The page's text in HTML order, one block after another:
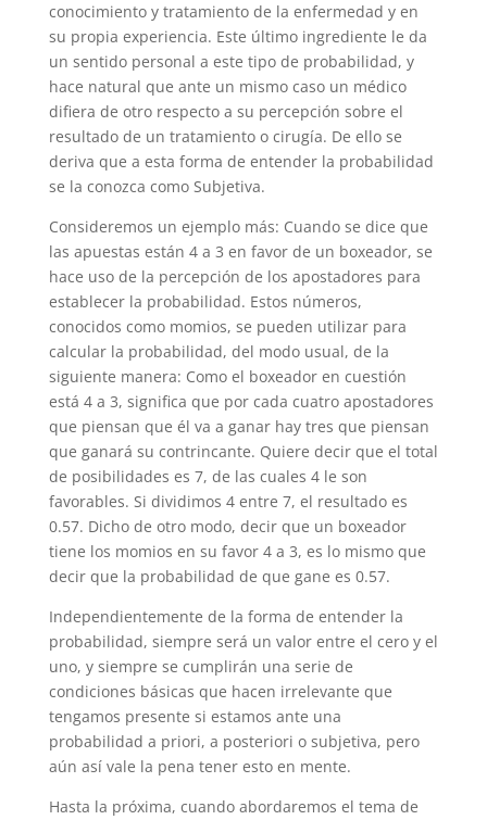
conocimiento y tratamiento de la enfermedad y en
su propia experiencia. Este último ingrediente le da
un sentido personal a este tipo de probabilidad, y
hace natural que ante un mismo caso un médico
difiera de otro respecto a su percepción sobre el
resultado de un tratamiento o cirugía. De ello se
deriva que a esta forma de entender la probabilidad
se la conozca como Subjetiva.
Consideremos un ejemplo más: Cuando se dice que
las apuestas están 4 a 3 en favor de un boxeador, se
hace uso de la percepción de los apostadores para
establecer la probabilidad. Estos números,
conocidos como momios, se pueden utilizar para
calcular la probabilidad, del modo usual, de la
siguiente manera: Como el boxeador en cuestión
está 4 a 3, significa que por cada cuatro apostadores
que piensan que él va a ganar hay tres que piensan
que ganará su contrincante. Quiere decir que el total
de posibilidades es 7, de las cuales 4 le son
favorables. Si dividimos 4 entre 7, el resultado es
0.57. Dicho de otro modo, decir que un boxeador
tiene los momios en su favor 4 a 3, es lo mismo que
decir que la probabilidad de que gane es 0.57.
Independientemente de la forma de entender la
probabilidad, siempre será un valor entre el cero y el
uno, y siempre se cumplirán una serie de
condiciones básicas que hacen irrelevante que
tengamos presente si estamos ante una
probabilidad a priori, a posteriori o subjetiva, pero
aún así vale la pena tener esto en mente.
Hasta la próxima, cuando abordaremos el tema de